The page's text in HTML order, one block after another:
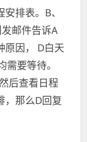
排表。B、
邮件告诉A
原因， D白天
要等待。
后查看日程
，那么D回复